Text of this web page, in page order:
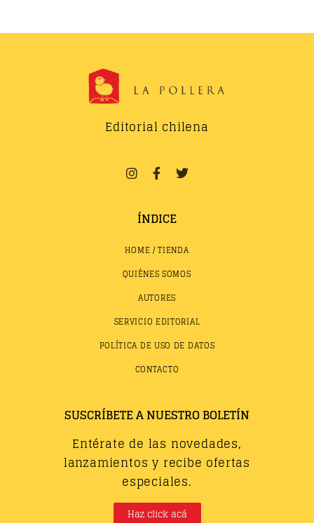
Editorial chilena
ÍNDICE
HOME / TIENDA
QUIÉNES SOMOS
AUTORES
SERVICIO EDITORIAL
POLÍTICA DE USO DE DATOS
CONTACTO
SUSCRÍBETE A NUESTRO BOLETÍN
Entérate de las novedades,
lanzamientos y recibe ofertas
especiales.
Haz click acá